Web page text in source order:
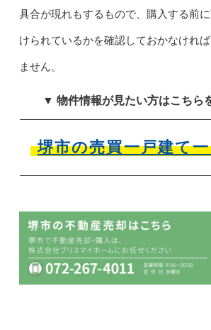
具合が現れもするもので、購入する前
けられているかを確認しておかなけれ
ません。
▼ 物件情報が見たい方はこちら
堺市の売買一戸建て